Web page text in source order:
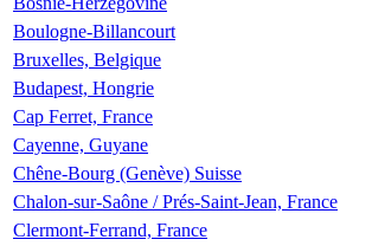
Boulogne-Billancourt
Bruxelles, Belgique
Budapest, Hongrie
Cap Ferret, France
Cayenne, Guyane
Chêne-Bourg (Genève) Suisse
Chalon-sur-Saône / Prés-Saint-Jean, France
Clermont-Ferrand, France